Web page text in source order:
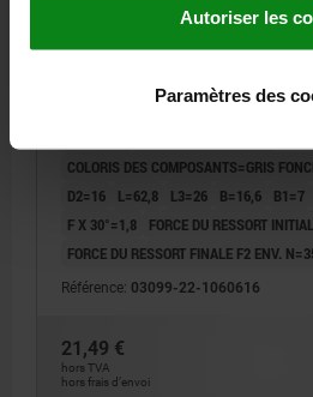
Autoriser les
Paramètres des
DOIGT INDEXAGE VERR. AVEC
DIAMÈTRE DU DOIGT D'INDEXAGE=6
COLORIS DES COMPOSANTS=GRIS
D2=16
L=62,8 L3=26 B=16,6 B1=7
F X 30°=1,8
FORCE DU RESSORT
FORCE DU RESSORT FINALE F2 ENV.
Référence: 03099-22-1060616
21,49 €
hors TVA
hors frais d’envoi